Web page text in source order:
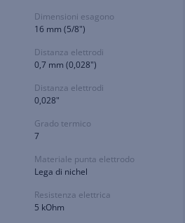
Dimensioni esagono
16 mm (5/8")
Distanza elettrodi
0,7 mm (0,028")
Distanza elettrodi
0,028"
Grado termico
7
Materiale punta elettrodo
Lega di nichel
Resistenza elettrica
5 kOhm